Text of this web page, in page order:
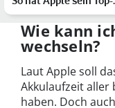
Smartphone verbess…
Wie kann
wechseln?
Laut Apple soll
Akkulaufzeit aller
haben. Doch